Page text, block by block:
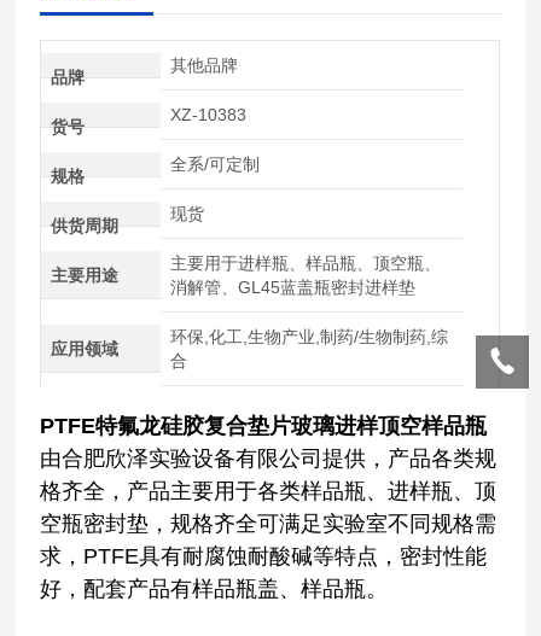
品牌
其他品牌
货号
XZ-10383
规格
全系/可定制
供货周期
现货
主要用途
主要用于进样瓶、样品瓶、顶空瓶、
消解管、GL45蓝盖瓶密封进样垫
应用领域
环保,化工,生物产业,制药/生物制药,综
合
PTFE特氟龙硅胶复合垫片玻璃进样顶空样品瓶
由合肥欣泽实验设备有限公司提供，产品各类规
格齐全，产品主要用于各类样品瓶、进样瓶、顶
空瓶密封垫，规格齐全可满足实验室不同规格需
求，PTFE具有耐腐蚀耐酸碱等特点，密封性能
好，配套产品有样品瓶盖、样品瓶。